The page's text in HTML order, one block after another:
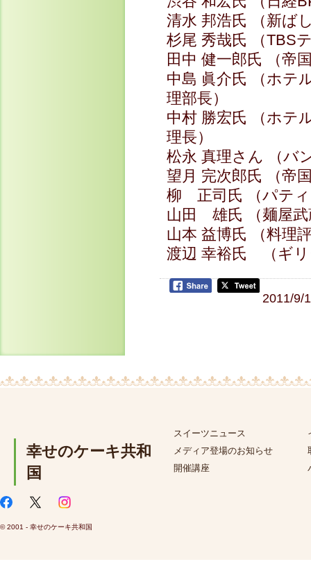
清水 邦浩氏 （新
杉尾 秀哉氏 （TBS
田中 健一郎氏 （帝
中島 眞介氏 （ホテ
理部長）
中村 勝宏氏 （ホ
理長）
松永 真理さん （
望月 完次郎氏 （帝
柳 正司氏 （パテ
山田 雄氏 （麺屋
山本 益博氏 （料理
渡辺 幸裕氏 （ギ
2011/9/
幸せのケーキ共和
国
スイーツニュース
メディア登場のお知らせ
開催講座
© 2001 - 幸せのケーキ共和国